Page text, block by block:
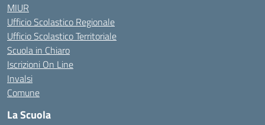
MIUR
Ufficio Scolastico Regionale
Ufficio Scolastico Territoriale
Scuola in Chiaro
Iscrizioni On Line
Invalsi
Comune
La Scuola